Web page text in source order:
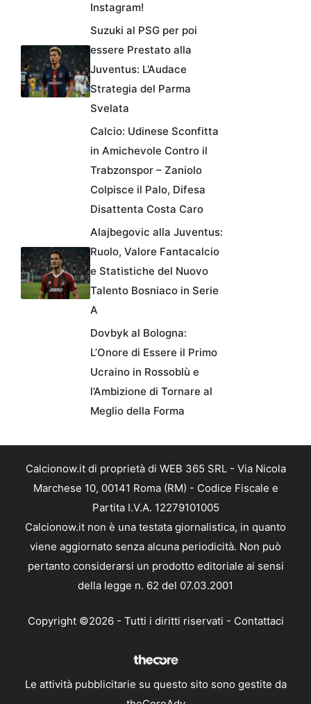
Instagram!
Suzuki al PSG per poi
essere Prestato alla
Juventus: L’Audace
Strategia del Parma
Svelata
Calcio: Udinese Sconfitta
in Amichevole Contro il
Trabzonspor – Zaniolo
Colpisce il Palo, Difesa
Disattenta Costa Caro
Alajbegovic alla Juventus:
Ruolo, Valore Fantacalcio
e Statistiche del Nuovo
Talento Bosniaco in Serie
A
Dovbyk al Bologna:
L’Onore di Essere il Primo
Ucraino in Rossoblù e
l’Ambizione di Tornare al
Meglio della Forma
Calcionow.it di proprietà di WEB 365 SRL - Via Nicola
Marchese 10, 00141 Roma (RM) - Codice Fiscale e
Partita I.V.A. 12279101005
Calcionow.it non è una testata giornalistica, in quanto
viene aggiornato senza alcuna periodicità. Non può
pertanto considerarsi un prodotto editoriale ai sensi
della legge n. 62 del 07.03.2001
Copyright ©2026 - Tutti i diritti riservati - Contattaci
Le attività pubblicitarie su questo sito sono gestite da